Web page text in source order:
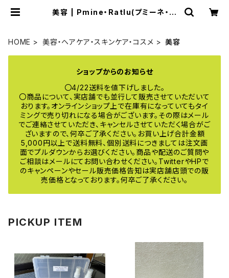
美容 | Pmine・Ratlu(プミーネ・ラ
HOME 美容・ヘアケア・スキンケア・コスメ 美容
ショップからのお知らせ
〇4/22送料を値下げしました。
〇商品について、実店舗でも並行して販売させていただいて
おります。オンラインショップ上で在庫有になっていてもタイ
ミングで売り切れになる場合がございます。その際はメール
でご連絡させていただき、キャンセルさせていただく場合がご
ざいますので、何卒ご了承ください。お買い上げ合計金額
5,000円以上で送料無料、個別送料につきましては注文画
面でプルダウンからお選びください。商品や配送のご質問や
ご相談はメールにてお問い合わせください。TwitterやHPで
のキャンペーンやセール販売価格告知は実店舗店頭での販
売価格となっております。何卒ご了承ください。
PICKUP ITEM